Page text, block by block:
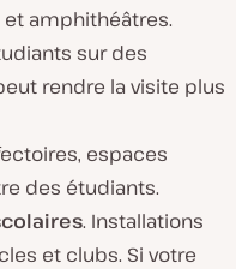
amphithéâtres.
sur des
rendre la visite plus
espaces
des étudiants.
. Installations
et clubs. Si votre